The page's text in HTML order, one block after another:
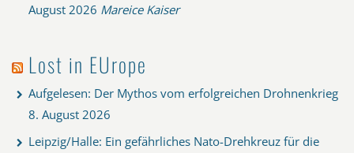
August 2026 Mareice Kaiser
Lost in EUrope
Aufgelesen: Der Mythos vom erfolgreichen Drohnenkrieg
8. August 2026
Leipzig/Halle: Ein gefährliches Nato-Drehkreuz für die